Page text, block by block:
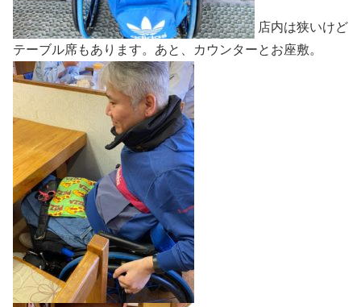
店内は狭いけど
テーブル席もあります。あと、カウンターとお座敷。